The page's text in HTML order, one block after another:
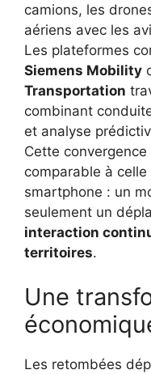
camions, les
aériens avec les
Les plateformes
Siemens Mobility
Transportation
combinant
et analyse
Cette
comparable à
smartphone : un
seulement un
interaction
territoires.
Une
Les retombées